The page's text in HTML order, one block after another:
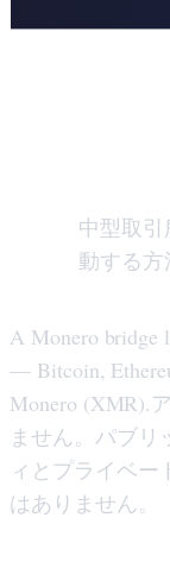
中型取
動する方
A Monero bridge
— Bitcoin,
Monero (XMR).
ません。パブリ
ィとプライベー
はありません。